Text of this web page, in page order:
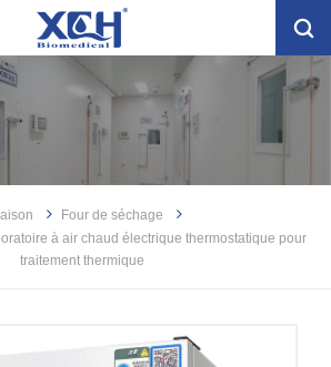
Four de séchage
à air chaud électrique thermostatique pour
traitement thermique